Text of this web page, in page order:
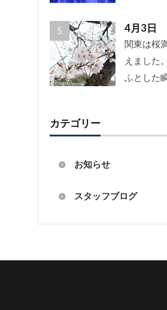
4月3日
関東は桜
えました
ふとした
カテゴリー
お知らせ
スタッフブログ